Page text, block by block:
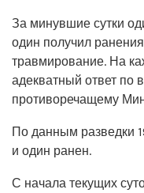
За минувшие сутки
один получил
травмирование. На
адекватный ответ по
противоречащему
По данным разведки
и один ранен.
С начала текущих